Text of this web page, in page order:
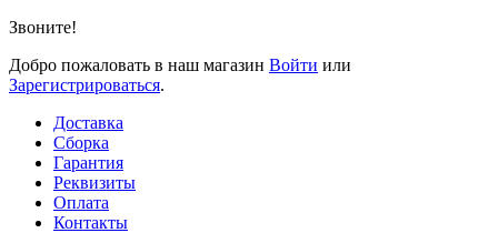
Звоните!
Добро пожаловать в наш магазин Войти или
Зарегистрироваться.
Доставка
Сборка
Гарантия
Реквизиты
Оплата
Контакты